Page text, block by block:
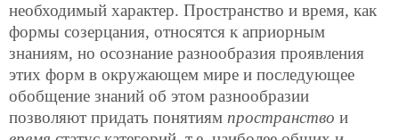
необходимый характер. Пространство и время, как
формы созерцания, относятся к априорным
знаниям, но осознание разнообразия проявления
этих форм в окружающем мире и последующее
обобщение знаний об этом разнообразии
позволяют придать понятиям пространство и